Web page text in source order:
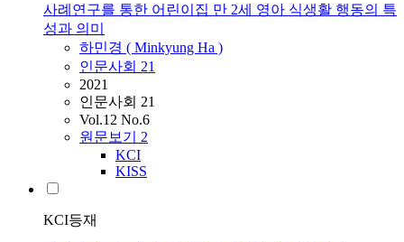
사례연구를 통한 어린이집 만 2세 영아 식생활 행동의 특
성과 의미
하민경 ( Minkyung Ha )
인문사회 21
2021
인문사회 21
Vol.12 No.6
원문보기 2
KCI
KISS
KCI등재